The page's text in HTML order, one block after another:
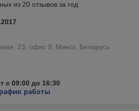
из 20 отзывов за год
23, офис 9, Минск, Беларусь
с 09:00 до 16:30
работы